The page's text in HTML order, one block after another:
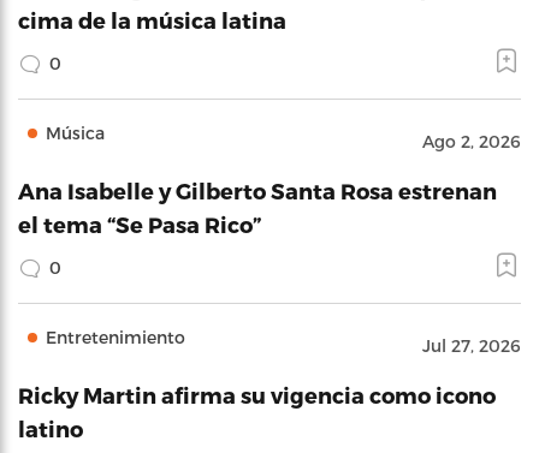
cima de la música latina
0
Música Ago 2, 2026
Ana Isabelle y Gilberto Santa Rosa estrenan
el tema “Se Pasa Rico”
0
Entretenimiento Jul 27, 2026
Ricky Martin afirma su vigencia como icono
latino